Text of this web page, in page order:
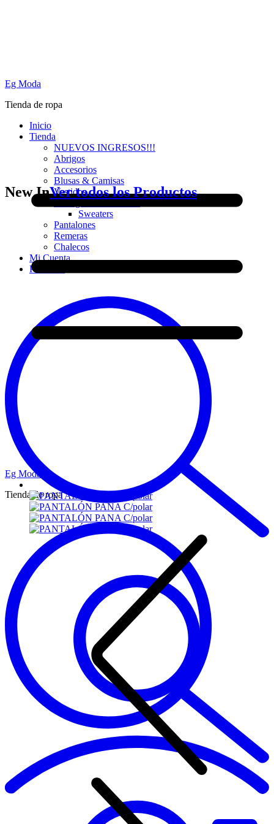
Eg Moda
Tienda de ropa
Inicio
Tienda
NUEVOS INGRESOS!!!
Abrigos
Accesorios
Blusas & Camisas
Vestidos
Cardigans & Sweaters
Sweaters
Pantalones
Remeras
Chalecos
Mi Cuenta
PROMO
Eg Moda
Tienda de ropa
New InVer todos los Productos